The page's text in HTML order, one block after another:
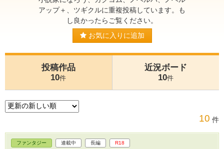
アップ＋、ツギクルに重複投稿しています。も
し良かったらご覧ください。
お気に入りに追加
投稿作品
10件
近況ボード
10件
10 件
ファンタジー 連載中 長編 R18